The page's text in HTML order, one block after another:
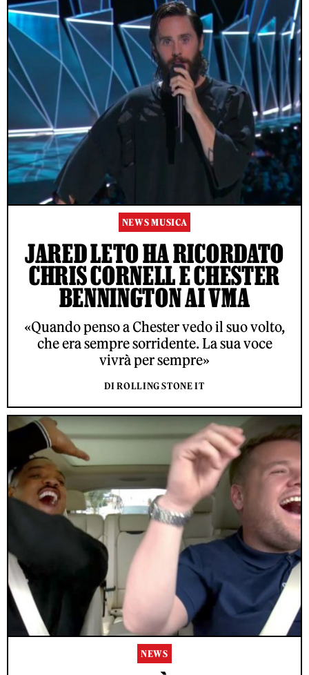
NEWS MUSICA
JARED LETO HA RICORDATO
CHRIS CORNELL E CHESTER
BENNINGTON AI VMA
«Quando penso a Chester vedo il suo volto,
che era sempre sorridente. La sua voce
vivrà per sempre»
DI ROLLING STONE IT
NEWS